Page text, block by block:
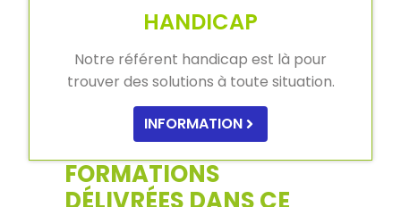
HANDICAP
Notre référent handicap est là pour
trouver des solutions à toute situation.
INFORMATION
FORMATIONS
DÉLIVRÉES DANS CE